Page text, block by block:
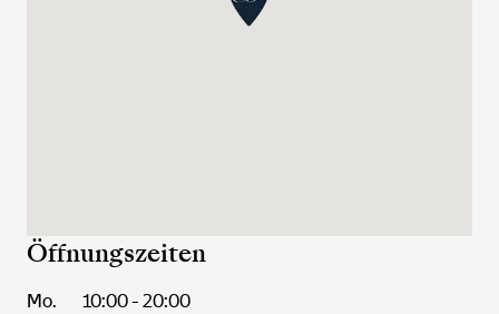
Öffnungszeiten
Mo.
10:00 - 20:00